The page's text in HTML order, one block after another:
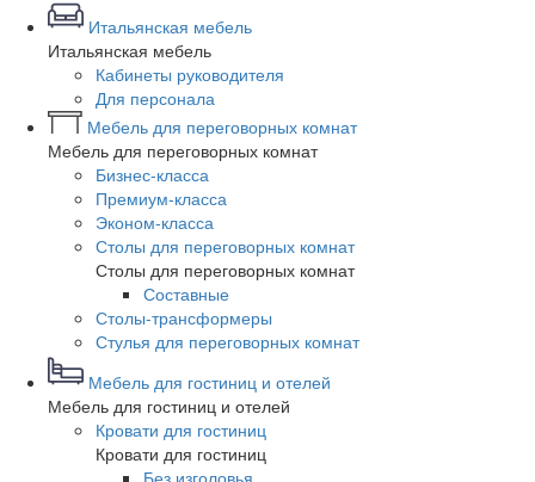
Итальянская мебель
Итальянская мебель
Кабинеты руководителя
Для персонала
Мебель для переговорных комнат
Мебель для переговорных комнат
Бизнес-класса
Премиум-класса
Эконом-класса
Столы для переговорных комнат
Столы для переговорных комнат
Составные
Столы-трансформеры
Стулья для переговорных комнат
Мебель для гостиниц и отелей
Мебель для гостиниц и отелей
Кровати для гостиниц
Кровати для гостиниц